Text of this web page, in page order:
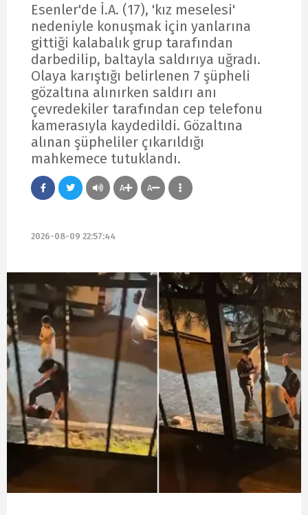
Esenler'de İ.A. (17), 'kız meselesi'
nedeniyle konuşmak için yanlarına
gittiği kalabalık grup tarafından
darbedilip, baltayla saldırıya uğradı.
Olaya karıştığı belirlenen 7 şüpheli
gözaltına alınırken saldırı anı
çevredekiler tarafından cep telefonu
kamerasıyla kaydedildi. Gözaltına
alınan şüpheliler çıkarıldığı
mahkemece tutuklandı.
A A
2026-08-09 22:57:44